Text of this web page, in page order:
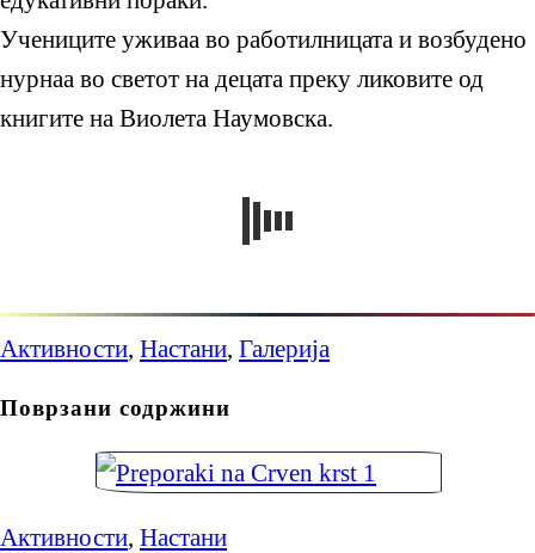
Учениците уживаа во работилницата и возбудено
нурнаа во светот на децата преку ликовите од
книгите на Виолета Наумовска.
Активности Настани Галерија
Поврзани содржини
Активности, Настани